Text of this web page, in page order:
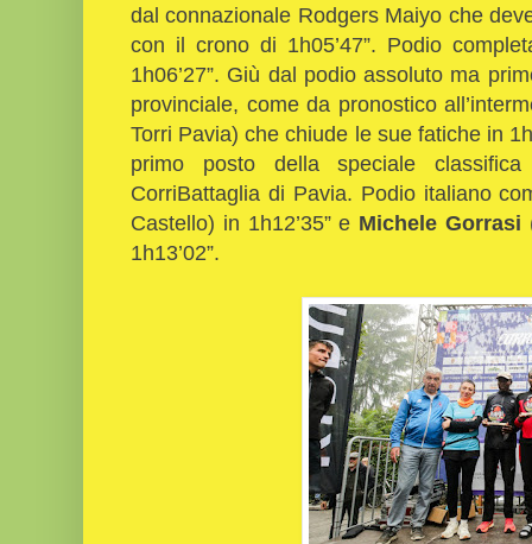
dal connazionale Rodgers Maiyo che
con il crono di 1h05’47”. Podio
1h06’27”. Giù dal podio assoluto ma
provinciale, come da pronostico
Torri Pavia) che chiude le sue fatiche in
primo posto della speciale
CorriBattaglia di Pavia. Podio italiano
Castello) in 1h12’35” e Michele Gorrasi
1h13’02”.